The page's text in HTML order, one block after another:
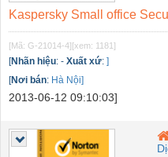
Kaspersky Small office
[Mã: G-21014-4][xem: 1181]
[Nhãn hiệu: - Xuất xứ: ]
[Nơi bán: Hà Nội]
2013-06-12 09:10:03]